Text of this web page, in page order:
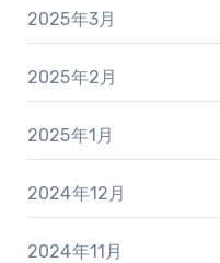
2025年3月
2025年2月
2025年1月
2024年12月
2024年11月